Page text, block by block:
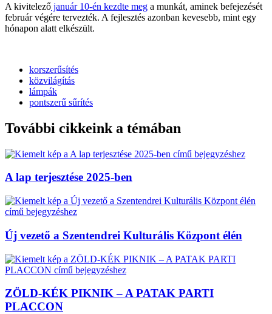
A kivitelező január 10-én kezdte meg a munkát, aminek befejezését
február végére tervezték. A fejlesztés azonban kevesebb, mint egy
hónapon alatt elkészült.
korszerűsítés
közvilágítás
lámpák
pontszerű sűrítés
További cikkeink a témában
A lap terjesztése 2025-ben
Új vezető a Szentendrei Kulturális Központ élén
ZÖLD-KÉK PIKNIK – A PATAK PARTI
PLACCON